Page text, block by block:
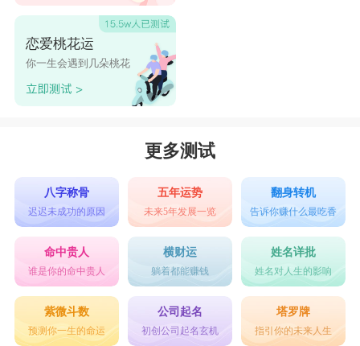
恋爱桃花运
你一生会遇到几朵桃花
更多测试
八字称骨
迟迟未成功的原因
五年运势
未来5年发展一览
翻身转机
告诉你赚什么最吃香
命中贵人
谁是你的命中贵人
横财运
躺着都能赚钱
姓名详批
姓名对人生的影响
紫微斗数
预测你一生的命运
公司起名
初创公司起名玄机
塔罗牌
指引你的未来人生